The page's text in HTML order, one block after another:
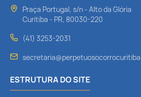
Praça Portugal, s/n - Alto da Glória
Curitiba - PR, 80030-220
(41) 3253-2031
ESTRUTURA DO SITE